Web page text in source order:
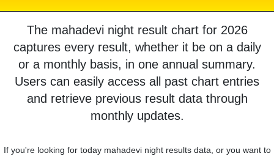
The mahadevi night result chart for 2026
captures every result, whether it be on a daily
or a monthly basis, in one annual summary.
Users can easily access all past chart entries
and retrieve previous result data through
monthly updates.
If you're looking for today mahadevi night results data, or you want to